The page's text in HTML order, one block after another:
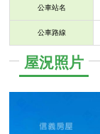
公車站名
公車路線
屋況照片